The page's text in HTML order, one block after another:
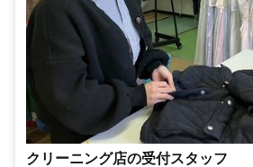
クリーニング店の受付スタッフ